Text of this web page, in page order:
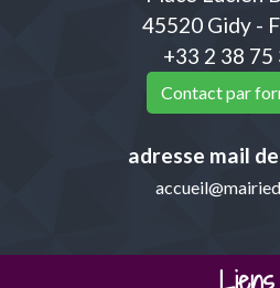
45520 Gidy -
+33 2 38 75
Contact par
adresse mail